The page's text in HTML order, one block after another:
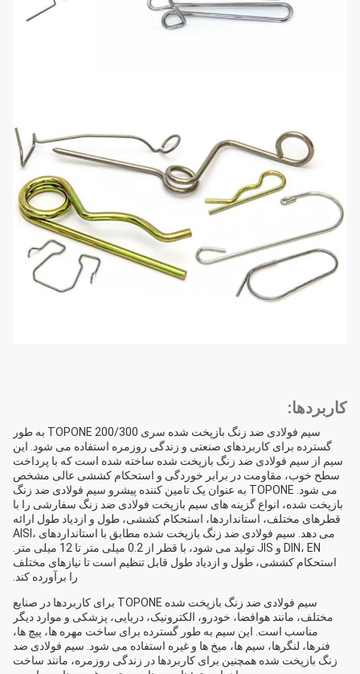
کاربردها:
سیم فولادی ضد زنگ بازپخت شده سری TOPONE 200/300 به طور
گسترده برای کاربردهای صنعتی و زندگی روزمره استفاده می شود. این
سیم از سیم فولادی ضد زنگ بازپخت شده ساخته شده است که با پرداخت
سطح خوب، مقاومت در برابر خوردگی و استحکام کششی عالی مشخص
می شود. TOPONE به عنوان یک تامین کننده پیشرو سیم فولادی ضد زنگ
بازپخت شده، انواع گزینه های سیم بازپخت فولادی ضد زنگ سفارشی را با
قطرهای مختلف، استانداردها، استحکام کششی، طول و ازدیاد طول ارائه
می دهد. سیم فولادی ضد زنگ بازپخت شده مطابق با استانداردهای AISI،
DIN، EN و JIS تولید می شود، با قطر از 0.2 میلی متر تا 12 میلی متر.
استحکام کششی، طول و ازدیاد طول قابل تنظیم است تا نیازهای مختلف
را برآورده کند.
سیم فولادی ضد زنگ بازپخت شده TOPONE برای کاربردها در صنایع
مختلف، مانند هوافضا، خودرو، الکترونیک، دریایی، پزشکی و موارد دیگر
مناسب است. این سیم به طور گسترده برای ساخت مهره ها، پیچ ها،
فنرها، لنگرها، سیم ها، میخ ها و غیره استفاده می شود. سیم فولادی ضد
زنگ بازپخت شده همچنین برای کاربردها در زندگی روزمره، مانند ساخت